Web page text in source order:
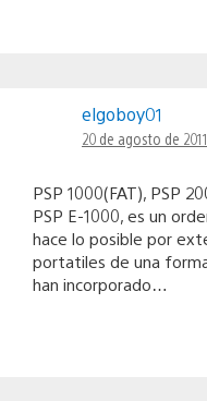
elgoboy01
20 de agosto de
PSP 1000(FAT), PSP
PSP E-1000, es un
hace lo posible por
portatiles de una
han incorporado…